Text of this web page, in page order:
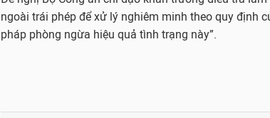
ngoài trái phép để xử lý nghiêm minh theo quy định
pháp phòng ngừa hiệu quả tình trạng này”.